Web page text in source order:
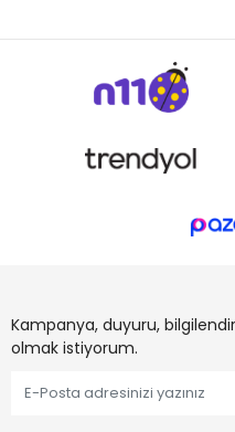
Kampanya, duyuru,
olmak istiyorum.